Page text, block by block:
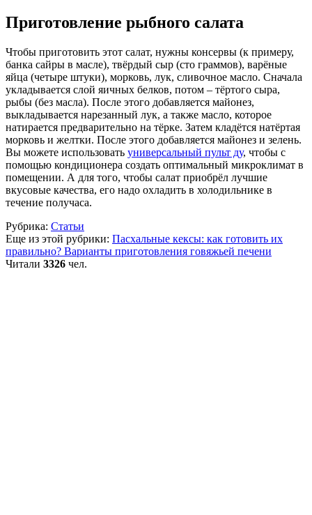
Приготовление рыбного салата
Чтобы приготовить этот салат, нужны консервы (к примеру,
банка сайры в масле), твёрдый сыр (сто граммов), варёные
яйца (четыре штуки), морковь, лук, сливочное масло. Сначала
укладывается слой яичных белков, потом – тёртого сыра,
рыбы (без масла). После этого добавляется майонез,
выкладывается нарезанный лук, а также масло, которое
натирается предварительно на тёрке. Затем кладётся натёртая
морковь и желтки. После этого добавляется майонез и зелень.
Вы можете использовать универсальный пульт ду, чтобы с
помощью кондиционера создать оптимальный микроклимат в
помещении. А для того, чтобы салат приобрёл лучшие
вкусовые качества, его надо охладить в холодильнике в
течение получаса.
Рубрика: Статьи
Еще из этой рубрики: Пасхальные кексы: как готовить их
правильно? Варианты приготовления говяжьей печени
Читали 3326 чел.